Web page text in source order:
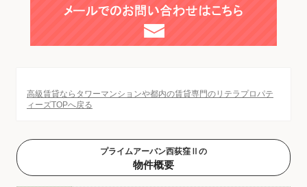
高級賃貸ならタワーマンションや都内の賃貸専門のリテラプロパテ
ィーズTOPへ戻る
プライムアーバン西荻窪Ⅱの
物件概要